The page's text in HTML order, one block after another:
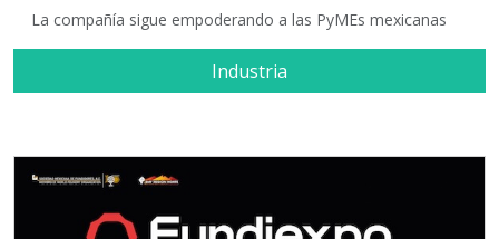
La compañía sigue empoderando a las PyMEs mexicanas
Industria